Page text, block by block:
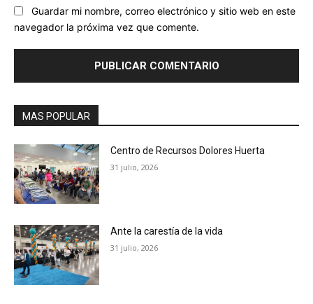
Guardar mi nombre, correo electrónico y sitio web en este
navegador la próxima vez que comente.
MAS POPULAR
Centro de Recursos Dolores Huerta
31 julio, 2026
Ante la carestía de la vida
31 julio, 2026